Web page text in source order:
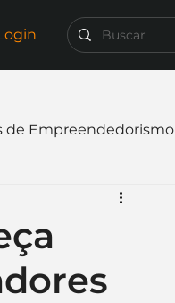
de Empreendedorismo
Websites